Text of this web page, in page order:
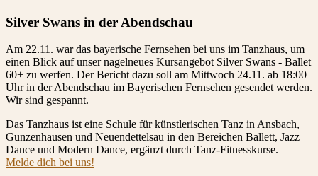
Silver Swans in der Abendschau
Am 22.11. war das bayerische Fernsehen bei uns im Tanzhaus, um
einen Blick auf unser nagelneues Kursangebot Silver Swans - Ballet
60+ zu werfen. Der Bericht dazu soll am Mittwoch 24.11. ab 18:00
Uhr in der Abendschau im Bayerischen Fernsehen gesendet werden.
Wir sind gespannt.
Das Tanzhaus ist eine Schule für künstlerischen Tanz in Ansbach,
Gunzenhausen und Neuendettelsau in den Bereichen Ballett, Jazz
Dance und Modern Dance, ergänzt durch Tanz-Fitnesskurse.
Melde dich bei uns!